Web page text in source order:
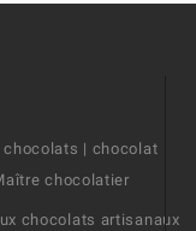
chocolats | chocolat
chocolatier
chocolats artisanaux